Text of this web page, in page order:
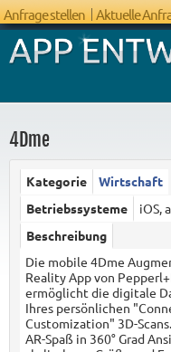
Anfrage stellen Aktuelle
4Dme
Kategorie
Wirtschaft
Betriebssysteme
iOS,
Beschreibung
Die mobile 4Dme
Reality App von
ermöglicht die digitale
Ihres persönlichen
Customization" 3D-
AR-Spaß in 360° Grad